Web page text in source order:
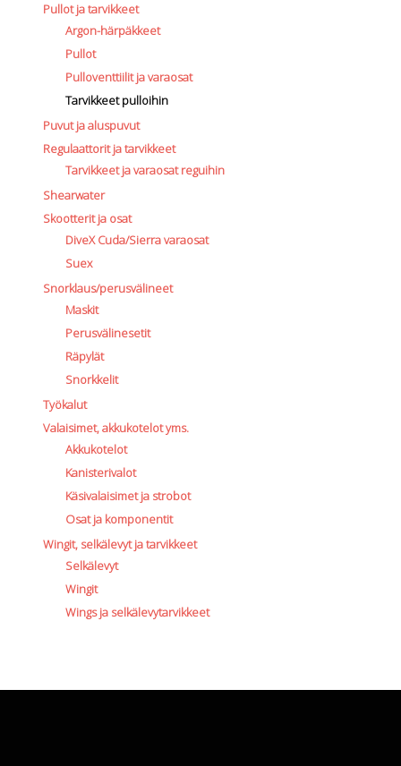
Pullot ja tarvikkeet
Argon-härpäkkeet
Pullot
Pulloventtiilit ja varaosat
Tarvikkeet pulloihin
Puvut ja aluspuvut
Regulaattorit ja tarvikkeet
Tarvikkeet ja varaosat reguihin
Shearwater
Skootterit ja osat
DiveX Cuda/Sierra varaosat
Suex
Snorklaus/perusvälineet
Maskit
Perusvälinesetit
Räpylät
Snorkkelit
Työkalut
Valaisimet, akkukotelot yms.
Akkukotelot
Kanisterivalot
Käsivalaisimet ja strobot
Osat ja komponentit
Wingit, selkälevyt ja tarvikkeet
Selkälevyt
Wingit
Wings ja selkälevytarvikkeet